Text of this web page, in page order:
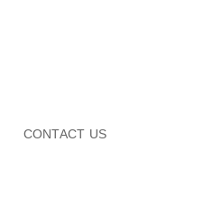
CONTACT US